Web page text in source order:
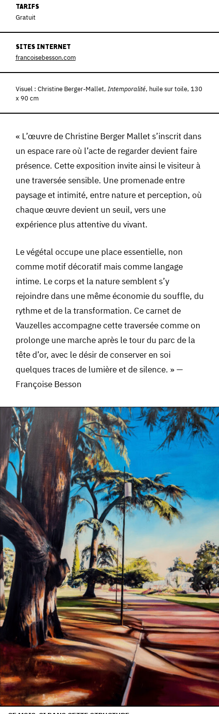
TARIFS
Gratuit
SITES INTERNET
francoisebesson.com
Visuel : Christine Berger-Mallet, Intemporalité, huile sur toile, 130
x 90 cm
« L’œuvre de Christine Berger Mallet s’inscrit dans
un espace rare où l’acte de regarder devient faire
présence. Cette exposition invite ainsi le visiteur à
une traversée sensible. Une promenade entre
paysage et intimité, entre nature et perception, où
chaque œuvre devient un seuil, vers une
expérience plus attentive du vivant.
Le végétal occupe une place essentielle, non
comme motif décoratif mais comme langage
intime. Le corps et la nature semblent s’y
rejoindre dans une même économie du souffle, du
rythme et de la transformation. Ce carnet de
Vauzelles accompagne cette traversée comme on
prolonge une marche après le tour du parc de la
tête d’or, avec le désir de conserver en soi
quelques traces de lumière et de silence. » —
Françoise Besson